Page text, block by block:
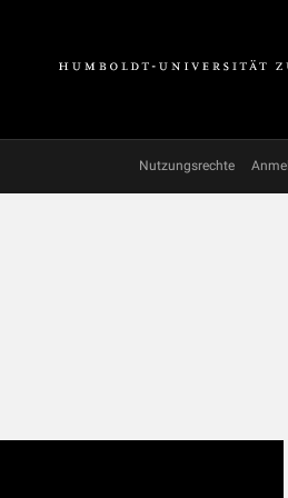
Nutzungsrechte